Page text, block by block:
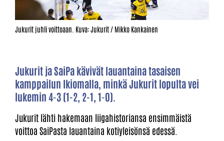
Jukurit juhli voittoaan. Kuva: Jukurit / Mikko Kankainen
Jukurit ja SaiPa kävivät lauantaina tasaisen
kamppailun Ikiomalla, minkä Jukurit lopulta vei
lukemin 4-3 (1-2, 2-1, 1-0).
Jukurit lähti hakemaan liigahistoriansa ensimmäistä
voittoa SaiPasta lauantaina kotiyleisönsä edessä.